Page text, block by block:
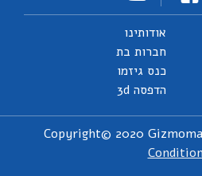
אודותינו
חברות בת
כנס גיזמו
הדפסה 3d
Copyright© 2020